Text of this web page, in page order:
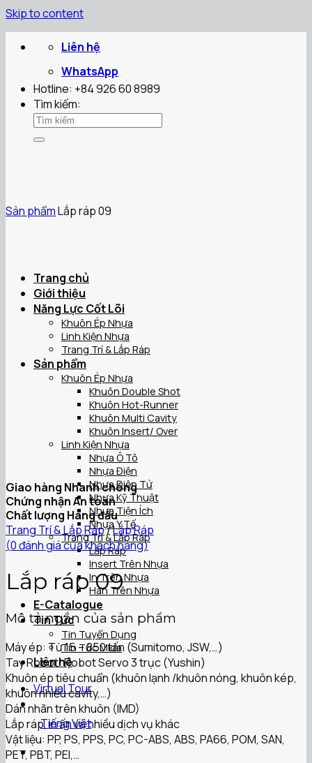
Skip to content
Liên hệ
WhatsApp
Hotline: +84 926 60 8989
Tìm kiếm:
Trang chủ
Giới thiệu
Năng Lực Cốt Lõi
Khuôn Ép Nhựa
Linh Kiện Nhựa
Trang Trí & Lắp Ráp
Sản phẩm
Khuôn Ép Nhựa
Khuôn Double Shot
Khuôn Hot-Runner
Khuôn Multi Cavity
Khuôn Insert/ Over
Linh Kiện Nhựa
Nhựa Ô Tô
Nhựa Điện
Nhựa Điện Tử
Nhựa Kỹ Thuật
Nhựa Tiện Ích
Nhựa Y Tế
Trang Trí & Lắp Ráp
Lắp Ráp
Insert Trên Nhựa
In Trên Nhựa
Hàn Trên Nhựa
E-Catalogue
Tin Tức
Tin Tuyển Dụng
Tin Tức Mida
Liên hệ
Virtual Tour
Tiếng Việt
Sản phẩmLắp ráp 09
Giao hàng Nhanh chóng
Chứng nhận An toàn
Chất lượng Hàng đầu
Trang Trí & Lắp Ráp/Lắp Ráp
(0đánh giá của khách hàng)
Lắp ráp 09
Mô tả ngắn của sản phẩm
Máy ép: Từ 15 – 850 tấn (Sumitomo, JSW,…)
Tay Robot: Robot Servo 3 trục (Yushin)
Khuôn ép tiêu chuẩn (khuôn lạnh /khuôn nóng, khuôn kép,
khuôn nhiều cavity,…)
Dán nhãn trên khuôn (IMD)
Lắp ráp, in ấn và nhiều dịch vụ khác
Vật liệu: PP, PS, PPS, PC, PC-ABS, ABS, PA66, POM, SAN,
PET, PBT, PEI,…